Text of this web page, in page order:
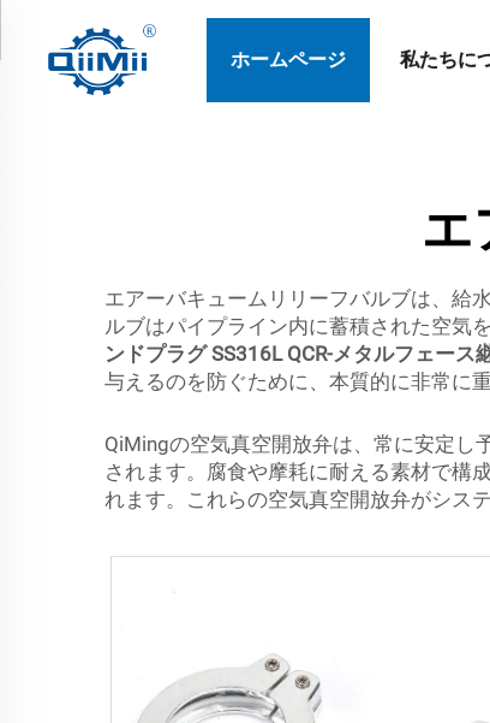
ホームページ 私たちに
エ
エアーバキュームリリーフバルブは、給
ルブはパイプライン内に蓄積された空気
ンドプラグ SS316L QCR-メタルフェー
与えるのを防ぐために、本質的に非常に
QiMingの空気真空開放弁は、常に安定し
されます。腐食や摩耗に耐える素材で構
れます。これらの空気真空開放弁がシス